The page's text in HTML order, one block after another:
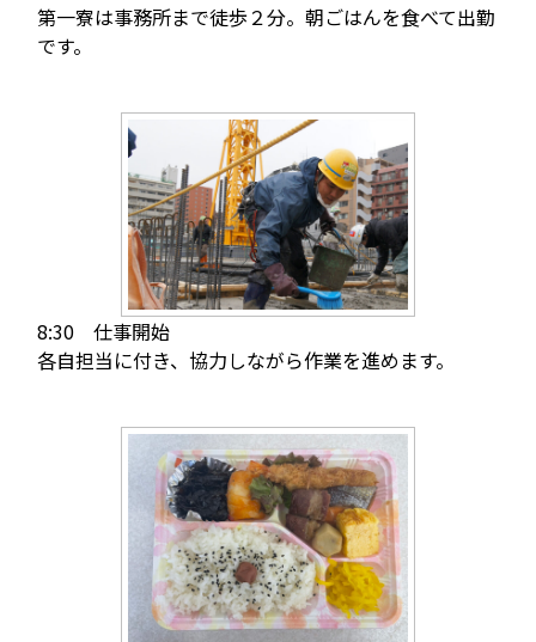
第一寮は事務所まで徒歩２分。朝ごはんを食べて出勤
です。
8:30 仕事開始
各自担当に付き、協力しながら作業を進めます。